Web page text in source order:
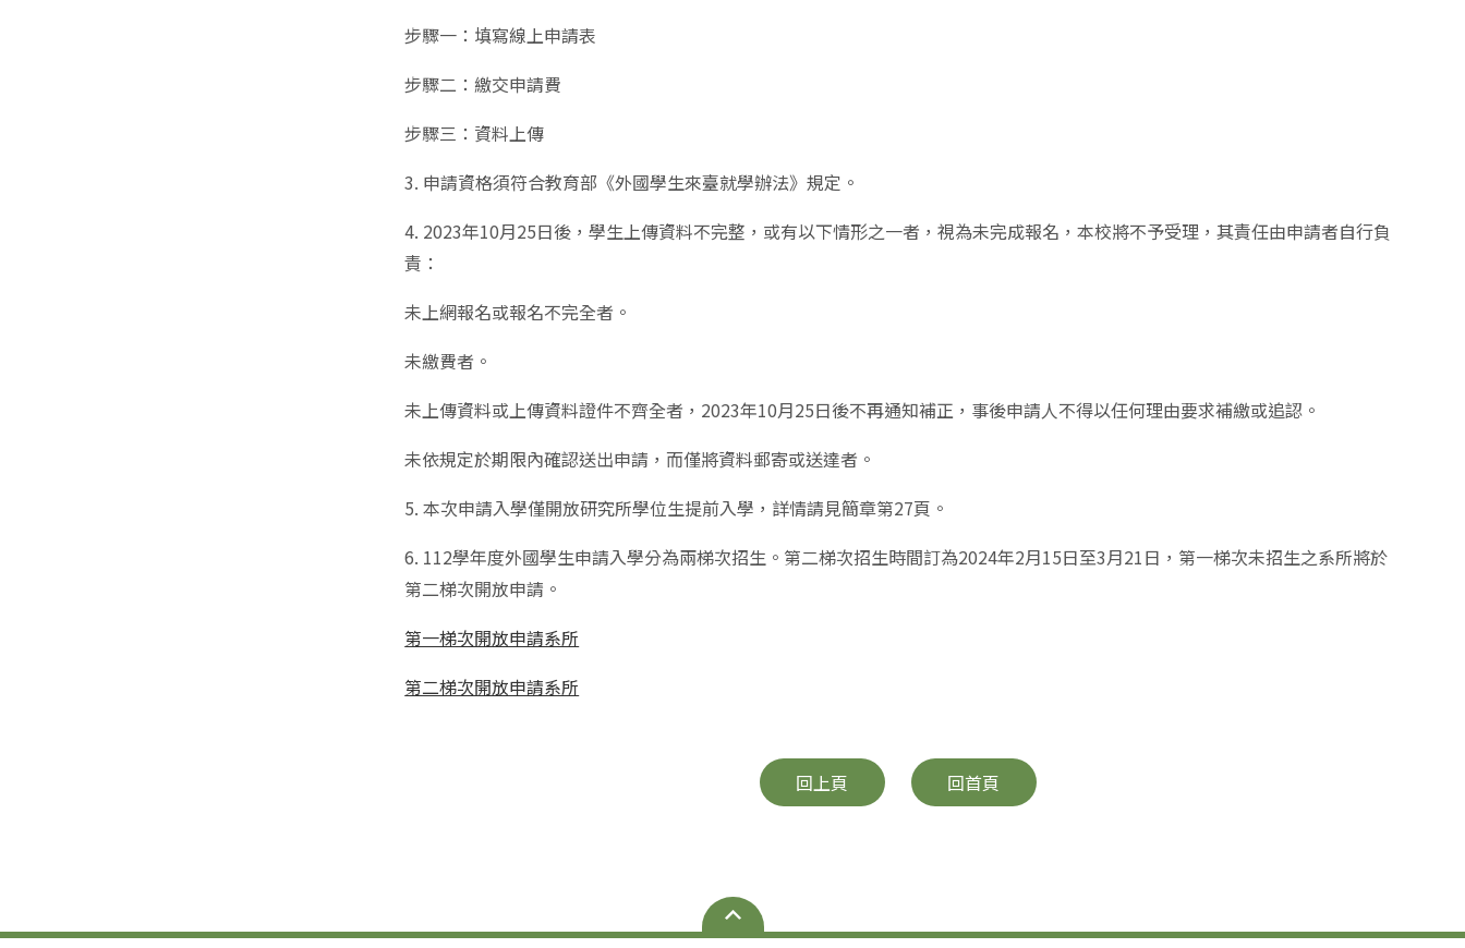
步驟一：填寫線上申請表
步驟二：繳交申請費
步驟三：資料上傳
3. 申請資格須符合教育部《外國學生來臺就學辦法》規定。
4. 2023年10月25日後，學生上傳資料不完整，或有以下情形之一者，視為未完成報名，本校將不予受理，其責任由申請者自行負
責：
未上網報名或報名不完全者。
未繳費者。
未上傳資料或上傳資料證件不齊全者，2023年10月25日後不再通知補正，事後申請人不得以任何理由要求補繳或追認。
未依規定於期限內確認送出申請，而僅將資料郵寄或送達者。
5. 本次申請入學僅開放研究所學位生提前入學，詳情請見簡章第27頁。
6. 112學年度外國學生申請入學分為兩梯次招生。第二梯次招生時間訂為2024年2月15日至3月21日，第一梯次未招生之系所將於
第二梯次開放申請。
第一梯次開放申請系所
第二梯次開放申請系所
回上頁 回首頁